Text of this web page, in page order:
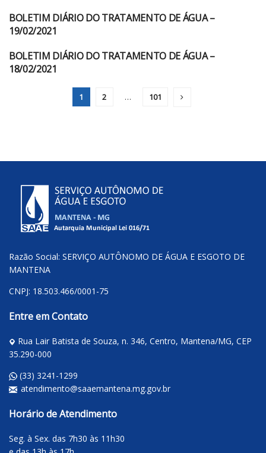
BOLETIM DIARIO DO
TRATAMENTO DA AGUA
BOLETIM DIÁRIO DO TRATAMENTO DE ÁGUA –
19/02/2021
BOLETIM DIARIO DO
TRATAMENTO DA AGUA
BOLETIM DIÁRIO DO TRATAMENTO DE ÁGUA –
18/02/2021
1 2 … 101
Razão Social: SERVIÇO AUTÔNOMO DE ÁGUA E ESGOTO DE
MANTENA
CNPJ: 18.503.466/0001-75
Entre em Contato
Rua Lair Batista de Souza, n. 346, Centro, Mantena/MG, CEP
35.290-000
(33) 3241-1299
atendimento@saaemantena.mg.gov.br
Horário de Atendimento
Seg. à Sex. das 7h30 às 11h30